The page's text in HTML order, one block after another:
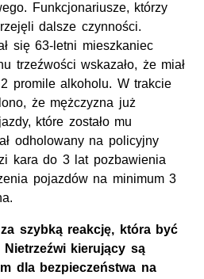
Funkcjonariusze, którzy
dalsze czynności.
się 63-letni mieszkaniec
trzeźwości wskazało, że miał
promile alkoholu. W trakcie
że mężczyzna już
które zostało mu
odholowany na policyjny
kara do 3 lat pozbawienia
pojazdów na minimum 3
szybką reakcję, która być
Nietrzeźwi kierujący są
dla bezpieczeństwa na